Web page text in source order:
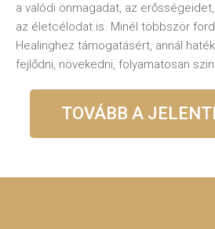
a valódi önmagadat, az
az életcélodat is. Minél többször
Healinghez támogatásért, annál
fejlődni, növekedni, folyamatosan
TOVÁBB A